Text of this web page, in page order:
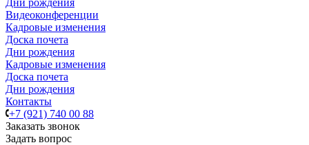
Дни рождения
Видеоконференции
Кадровые изменения
Доска почета
Дни рождения
Кадровые изменения
Доска почета
Дни рождения
Контакты
+7 (921) 740 00 88
Заказать звонок
Задать вопрос